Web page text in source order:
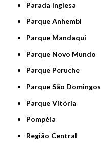
Parada Inglesa
Parque Anhembi
Parque Mandaqui
Parque Novo Mundo
Parque Peruche
Parque São Domingos
Parque Vitória
Pompéia
Região Central